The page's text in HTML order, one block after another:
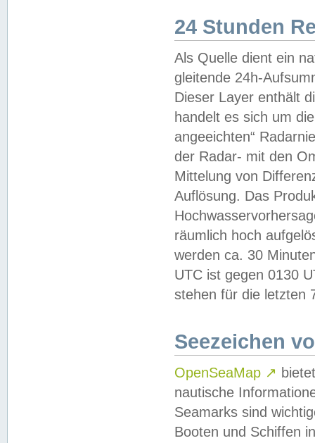
24 Stunden
Als Quelle dient ein
gleitende 24h-
Dieser Layer enthält
handelt es sich um
angeeichten“
der Radar- mit den
Mittelung von
Auflösung. Das
räumlich hoch
werden ca. 30
UTC ist gegen 0130
stehen für die letzten
Seezeichen
OpenSeaMap ↗
nautische
Seamarks sind
Booten und Schiffen